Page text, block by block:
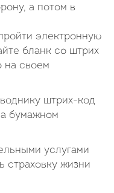
а потом в
электронную
бланк со штрих
на своем
штрих-код
бумажном
услугами
страховку жизни